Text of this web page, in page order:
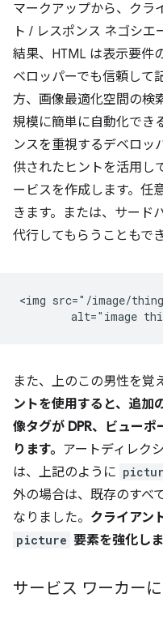
マークアップから、クラ
ト / レスポンス ネゴシ
結果、HTML は表示要件
ベロッパーでも信頼して
方、画像最適化空間の検
規模に簡単に自動化でき
ンスを重視するデベロッ
供されたヒントを活用し
ービスを作成します。任
きます。または、サード
代行してもらうこともでき
<img src="/image/
また、上のこの男性を覚
ントを使用すると、追加
像タグが DPR、ビュー
ります。 アートディレク
は、上記のように
外の場合は、既存のすべ
なりました。 クライアン
picture 要素を強化しま
サービス ワーカー